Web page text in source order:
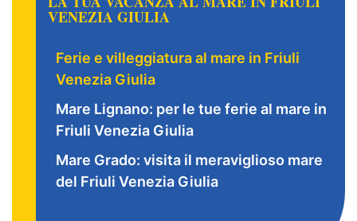
VENEZIA GIULIA
Ferie e villeggiatura al mare in Friuli
Venezia Giulia
Mare Lignano: per le tue ferie al mare in
Friuli Venezia Giulia
Mare Grado: visita il meraviglioso mare
del Friuli Venezia Giulia